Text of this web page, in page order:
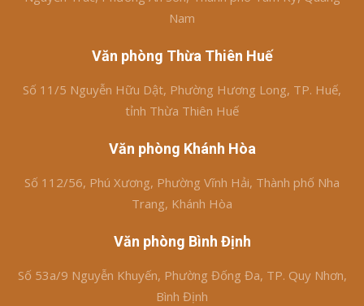
Nam
Văn phòng Thừa Thiên Huế
Số 11/5 Nguyễn Hữu Dật, Phường Hương Long, TP. Huế,
tỉnh Thừa Thiên Huế
Văn phòng Khánh Hòa
Số 112/56, Phú Xương, Phường Vĩnh Hải, Thành phố Nha
Trang, Khánh Hòa
Văn phòng Bình Định
Số 53a/9 Nguyễn Khuyến, Phường Đống Đa, TP. Quy Nhơn,
Bình Định